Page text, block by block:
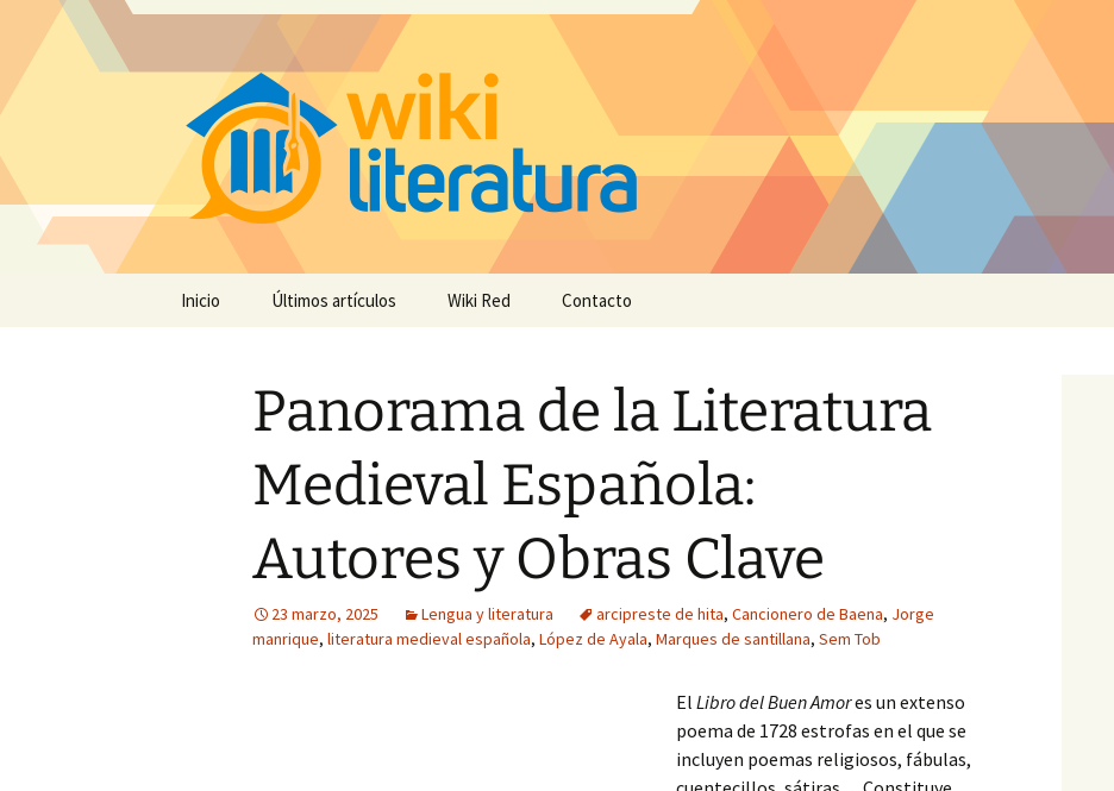
Inicio Últimos artículos Wiki Red Contacto
Panorama de la Literatura
Medieval Española:
Autores y Obras Clave
23 marzo, 2025 Lengua y literatura arcipreste de hita, Cancionero de Baena, Jorge
manrique, literatura medieval española, López de Ayala, Marques de santillana, Sem Tob
El Libro del Buen Amores un extenso
poema de 1728 estrofas en el que se
incluyen poemas religiosos, fábulas,